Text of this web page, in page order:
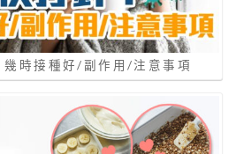
幾時接種好/副作用/注意事項